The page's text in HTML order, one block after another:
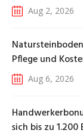
Aug 2, 2026
Pflege und
Aug 6, 2026
sich bis zu